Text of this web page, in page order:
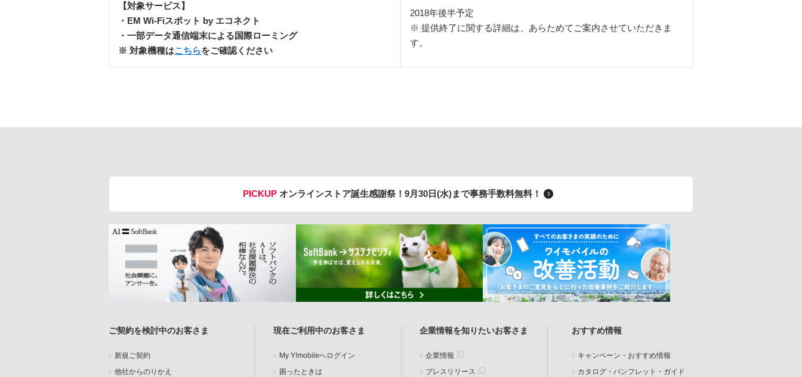
【対象サービス】
・EM Wi-Fiスポット by エコネクト
・一部データ通信端末による国際ローミング
※ 対象機種はこちらをご確認ください
2018年後半予定
※ 提供終了に関する詳細は、あらためてご案内させていただきま
す。
PICKUP オンラインストア誕生感謝祭！ 9月30日(水)まで事務手数料無料！
ご契約を検討中のお客さま
新規ご契約
他社からのりかえ
現在ご利用中のお客さま
My Y!mobileへログイン
困ったときは
企業情報を知りたいお客さま
企業情報
プレスリリース
おすすめ情報
キャンペーン・おすすめ情報
カタログ・パンフレット・ガイド